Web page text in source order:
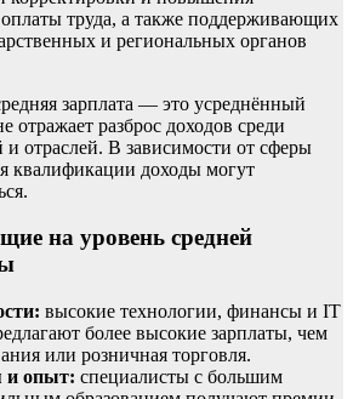
труда, а также поддерживающих
и региональных органов
зарплата — это усреднённый
отражает разброс доходов среди
отраслей. В зависимости от сферы
квалификации доходы могут
на уровень средней
высокие технологии, финансы и IT
более высокие зарплаты, чем
или розничная торговля.
и опыт: специалисты с большим